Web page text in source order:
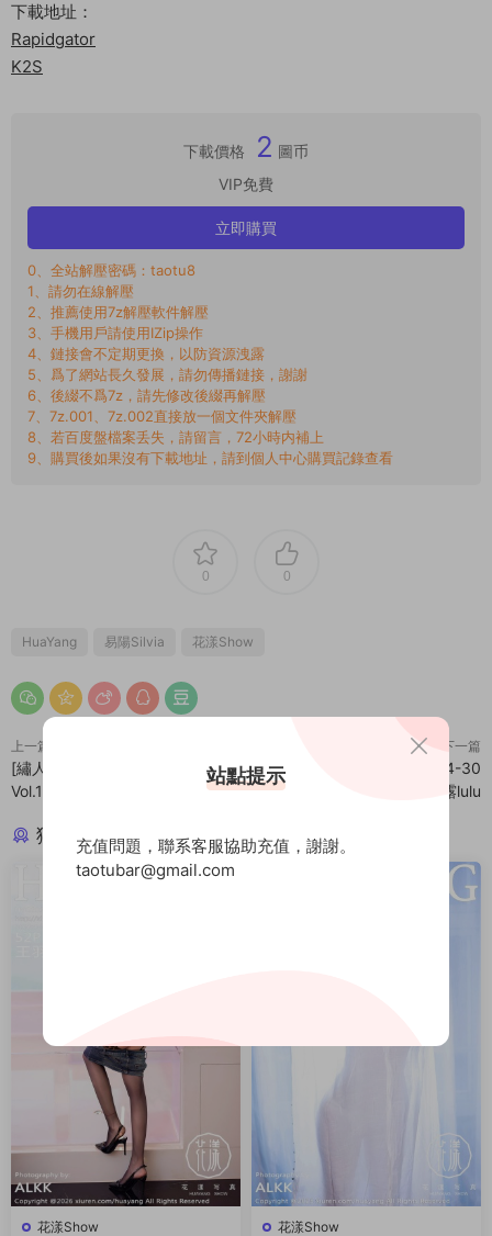
下載地址：
Rapidgator
K2S
下載價格 2 圖币
VIP免費
立即購買
0、全站解壓密碼：taotu8
1、請勿在線解壓
2、推薦使用7z解壓軟件解壓
3、手機用戶請使用IZip操作
4、鏈接會不定期更換，以防資源洩露
5、爲了網站長久發展，請勿傳播鏈接，謝謝
6、後綴不爲7z，請先修改後綴再解壓
7、7z.001、7z.002直接放一個文件夾解壓
8、若百度盤檔案丢失，請留言，72小時内補上
9、購買後如果沒有下載地址，請到個人中心購買記錄查看
0 0
HuaYang 易陽Silvia 花漾Show
上一篇
[繡人網]美媛館 2025-04-28
Vol.10209 模特合集
下一篇
[XingYan]星顔社 2025-04-30
Vol.342 白露lulu
猜你喜歡
花漾Show 花漾Show
站點提示
充值問題，聯系客服協助充值，謝謝。
taotubar@gmail.com